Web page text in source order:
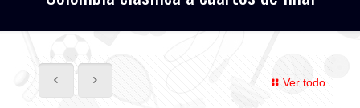
Ver todo